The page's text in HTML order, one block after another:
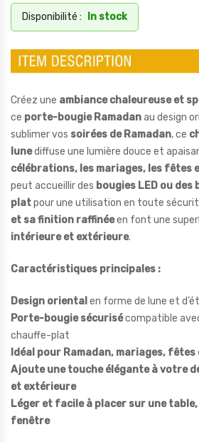
Disponibilité : In stock
Créez une ambiance chaleureuse et
ce porte-bougie Ramadanau design
sublimer vos soirées de Ramadan, ce
lunediffuse une lumière douce et
célébrations, les mariages, les fêtes
peut accueillir des bougies LED ou
platpour une utilisation en toute
et sa finition raffinéeen font une
intérieure et extérieure.
Caractéristiques principales :
Design oriental en forme de lune et
Porte-bougie sécurisécompatible
chauffe-plat
Idéal pour Ramadan, mariages,
Ajoute une touche élégante à votre
et extérieure
Léger et facile à placer sur une
fenêtre